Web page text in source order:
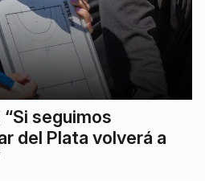
seguimos
del Plata volverá a